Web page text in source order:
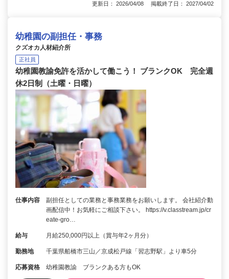
更新日： 2026/04/08 掲載終了日： 2027/04/02
幼稚園の副担任・事務
クズオカ人材紹介所
正社員
幼稚園教諭免許を活かして働こう！ ブランクOK 完全週
休2日制（土曜・日曜）
仕事内容
副担任としての業務と事務業務をお願いします。 会社紹介動
画配信中！お気軽にご相談下さい。 https://v.classtream.jp/cr
eate-gro…
給与 月給250,000円以上（賞与年2ヶ月分）
勤務地 千葉県船橋市三山／京成松戸線「習志野駅」より車5分
応募資格 幼稚園教諭 ブランクある方もOK